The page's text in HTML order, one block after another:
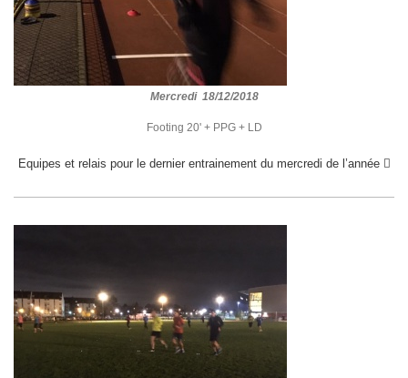
Mercredi 18/12/2018
Footing 20' + PPG + LD
Equipes et relais pour le dernier entrainement du mercredi de l’année 